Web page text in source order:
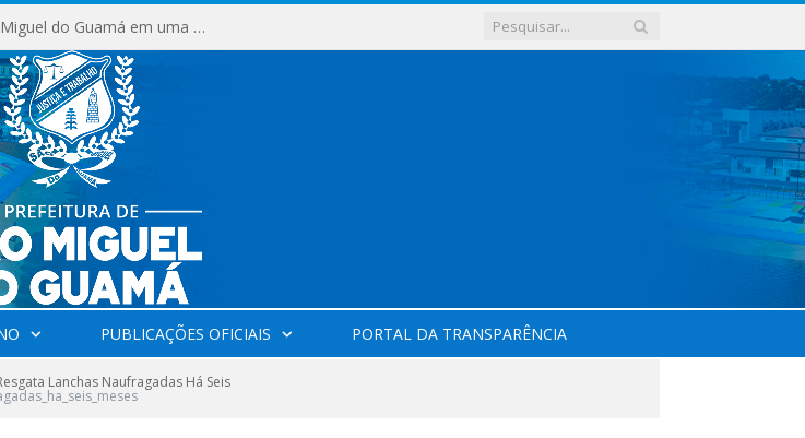
Milhares de fiéis tomam as ruas de São Miguel do Guamá em uma grande celebração de fé na Marcha para Jesus 2026.
PUBLICAÇÕES OFICIAIS PORTAL DA TRANSPARÊNCIA
Lanchas Naufragadas Há Seis